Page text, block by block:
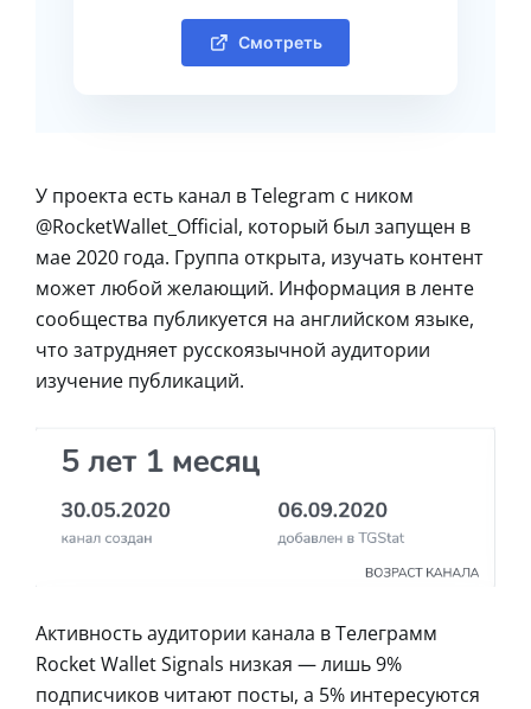
Смотреть
У проекта есть канал в Telegram с ником
@RocketWallet_Official, который был запущен в
мае 2020 года. Группа открыта, изучать контент
может любой желающий. Информация в ленте
сообщества публикуется на английском языке,
что затрудняет русскоязычной аудитории
изучение публикаций.
Активность аудитории канала в Телеграмм
Rocket Wallet Signals низкая — лишь 9%
подписчиков читают посты, а 5% интересуются